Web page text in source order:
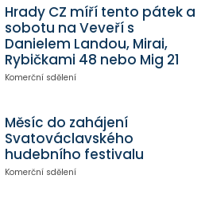
Hrady CZ míří tento pátek a
sobotu na Veveří s
Danielem Landou, Mirai,
Rybičkami 48 nebo Mig 21
Komerční sdělení
Měsíc do zahájení
Svatováclavského
hudebního festivalu
Komerční sdělení